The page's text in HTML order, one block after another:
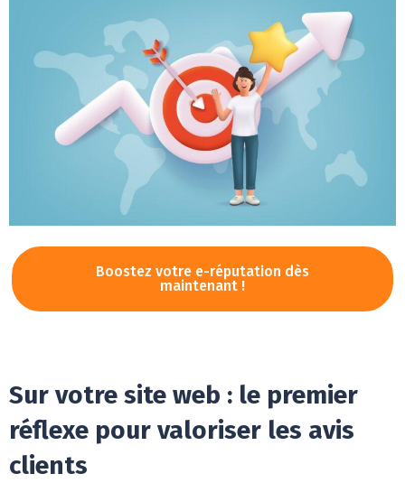
Boostez votre e-réputation dès
maintenant !
Sur votre site web : le premier
réflexe pour valoriser les avis
clients